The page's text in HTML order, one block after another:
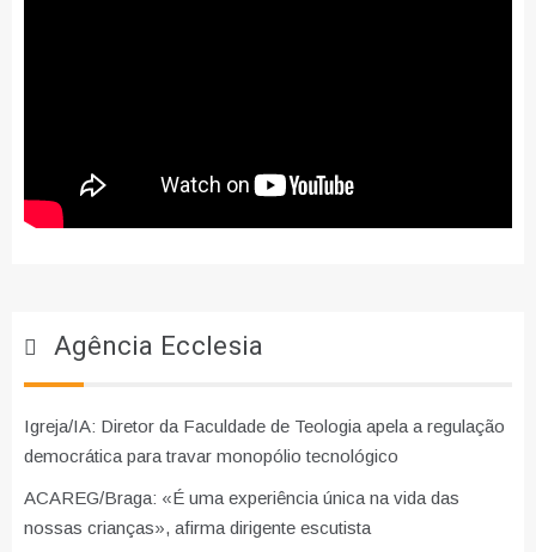
Agência Ecclesia
Igreja/IA: Diretor da Faculdade de Teologia apela a regulação
democrática para travar monopólio tecnológico
ACAREG/Braga: «É uma experiência única na vida das
nossas crianças», afirma dirigente escutista